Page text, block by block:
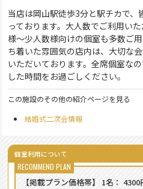
当店は岡山駅徒歩3分と駅チカで
っております。大人数でご利用い
様～少人数様向けの個室も多数ご
ち着いた雰囲気の店内は、大切な
いただいております。全席個室な
した時間をお過ごしください。
この施設のその他の紹介ページを見る
結婚式二次会情報
個室利用について
【掲載プラン価格帯】 1名： 4300